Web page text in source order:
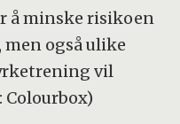
å minske risikoen
også ulike
vil